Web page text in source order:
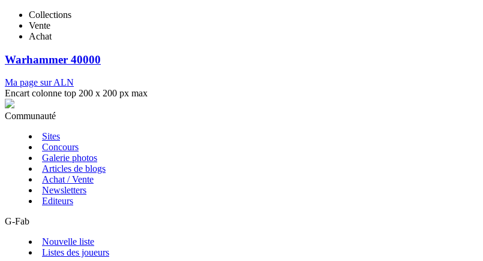
Collections
Vente
Achat
Warhammer 40000
Ma page sur ALN
Encart colonne top 200 x 200 px max
Communauté
Sites
Concours
Galerie photos
Articles de blogs
Achat / Vente
Newsletters
Editeurs
G-Fab
Nouvelle liste
Listes des joueurs